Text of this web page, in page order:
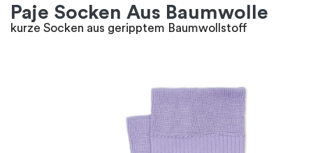
Paje Socken Aus Baumwolle
kurze Socken aus geripptem Baumwollstoff